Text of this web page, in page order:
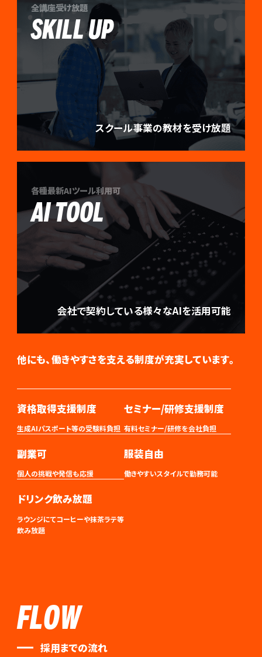
全講座受け放題
SKILL UP
スクール事業の教材を受け放題
各種最新AIツール利用可
AI TOOL
会社で契約している様々なAIを活用可能
他にも、働きやすさを支える制度が充実しています。
資格取得支援制度
生成AIパスポート等の受験料負担
セミナー/研修支援制度
有料セミナー/研修を会社負担
副業可
個人の挑戦や発信も応援
服装自由
働きやすいスタイルで勤務可能
ドリンク飲み放題
ラウンジにてコーヒーや抹茶ラテ等
飲み放題
FLOW
採用までの流れ